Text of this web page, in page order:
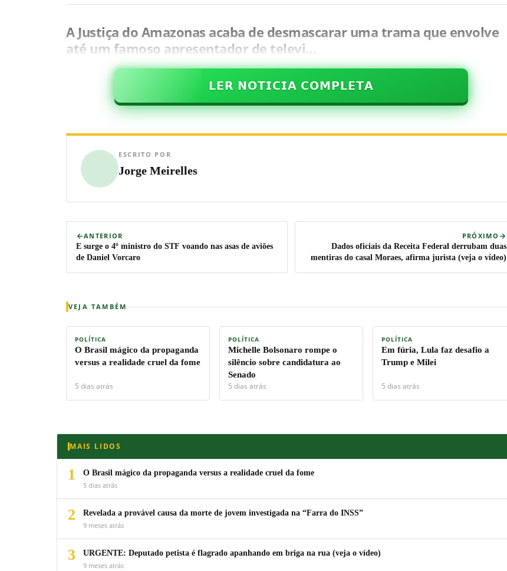
A Justiça do Amazonas acaba de desmascarar uma trama que envolve
até um famoso apresentador de televi…
𝗟𝗘𝗥 𝗡𝗢𝗧𝗜𝗖𝗜𝗔 𝗖𝗢𝗠𝗣𝗟𝗘𝗧𝗔
ESCRITO POR
Jorge Meirelles
ANTERIOR
E surge o 4º ministro do STF voando nas asas de aviões
de Daniel Vorcaro
PRÓXIMO
Dados oficiais da Receita Federal derrubam duas
mentiras do casal Moraes, afirma jurista (veja o vídeo)
VEJA TAMBÉM
POLÍTICA
O Brasil mágico da propaganda
versus a realidade cruel da fome
5 dias atrás
POLÍTICA
Michelle Bolsonaro rompe o
silêncio sobre candidatura ao
Senado
5 dias atrás
POLÍTICA
Em fúria, Lula faz desafio a
Trump e Milei
5 dias atrás
MAIS LIDOS
1
O Brasil mágico da propaganda versus a realidade cruel da fome
5 dias atrás
2
Revelada a provável causa da morte de jovem investigada na “Farra do INSS”
9 meses atrás
3
URGENTE: Deputado petista é flagrado apanhando em briga na rua (veja o vídeo)
9 meses atrás